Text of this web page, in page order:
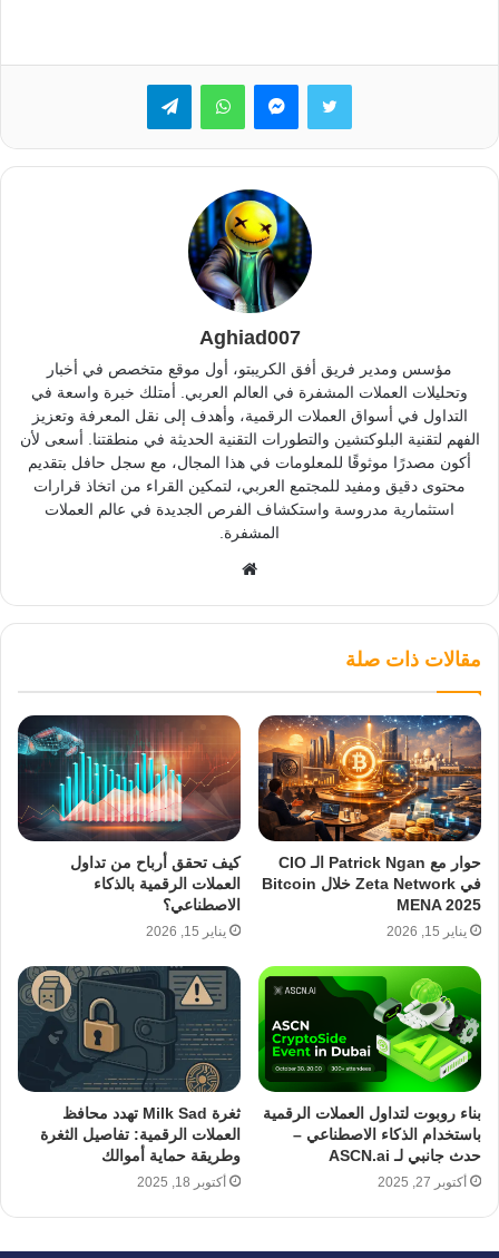
تويتر ماسنجرواتساب تيلقرام
Aghiad007
مؤسس ومدير فريق أفق الكريبتو، أول موقع متخصص في أخبار
وتحليلات العملات المشفرة في العالم العربي. أمتلك خبرة واسعة في
التداول في أسواق العملات الرقمية، وأهدف إلى نقل المعرفة وتعزيز
الفهم لتقنية البلوكتشين والتطورات التقنية الحديثة في منطقتنا. أسعى لأن
أكون مصدرًا موثوقًا للمعلومات في هذا المجال، مع سجل حافل بتقديم
محتوى دقيق ومفيد للمجتمع العربي، لتمكين القراء من اتخاذ قرارات
استثمارية مدروسة واستكشاف الفرص الجديدة في عالم العملات
المشفرة.
مقالات ذات صلة
حوار مع Patrick Ngan الـ CIO
في Zeta Network خلال Bitcoin
MENA 2025
يناير 15, 2026
كيف تحقق أرباح من تداول
العملات الرقمية بالذكاء
الاصطناعي؟
يناير 15, 2026
بناء روبوت لتداول العملات الرقمية
باستخدام الذكاء الاصطناعي –
حدث جانبي لـ ASCN.ai
أكتوبر 27, 2025
ثغرة Milk Sad تهدد محافظ
العملات الرقمية: تفاصيل الثغرة
وطريقة حماية أموالك
أكتوبر 18, 2025